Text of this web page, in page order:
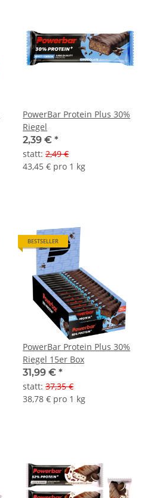
PowerBar Protein Plus 30%
Riegel
2,39 € *
statt: 2,49 €
43,45 € pro 1 kg
BESTSELLER
PowerBar Protein Plus 30%
Riegel 15er Box
31,99 € *
statt: 37,35 €
38,78 € pro 1 kg